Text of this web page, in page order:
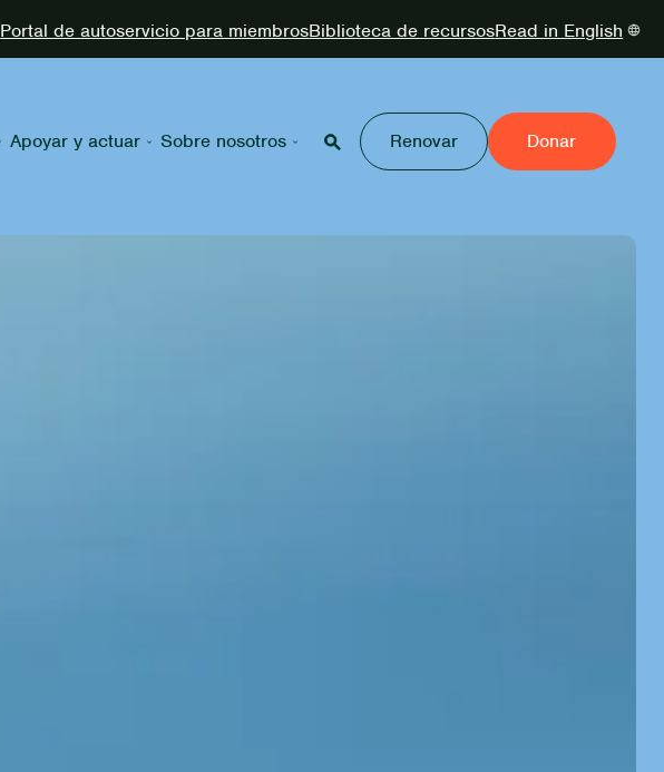
Portal de autoservicio para miembrosBiblioteca de recursosRead in English
Apoyar y actuar Sobre nosotros Renovar Donar